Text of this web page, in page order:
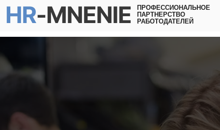
ПРОФЕССИОНАЛЬНОЕ
ПАРТНЕРСТВО
РАБОТОДАТЕЛЕЙ